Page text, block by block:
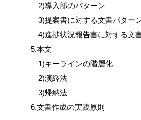
2)導入部のパターン
3)提案書に対する文書パター
4)進捗状況報告書に対する文
5.本文
1)キーラインの階層化
2)演繹法
3)帰納法
6.文書作成の実践原則